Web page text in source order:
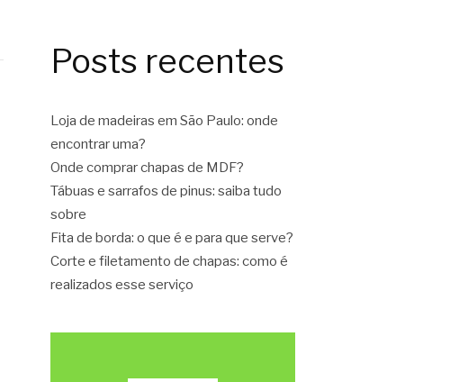
Posts recentes
Loja de madeiras em São Paulo: onde
encontrar uma?
Onde comprar chapas de MDF?
Tábuas e sarrafos de pinus: saiba tudo
sobre
Fita de borda: o que é e para que serve?
Corte e filetamento de chapas: como é
realizados esse serviço